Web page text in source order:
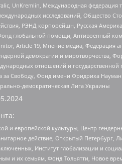
UnKremlin, Международная
исследований, Общество
РЭНД корпорейшн, Русская
глобальной помощи, Антивоенный
Article 19, Мнение медиа, Федерация
демократии и миротворчества,
отношений и
Свободу, Фонд имени Фридриха
демократическая Лига Украины
и европейской культуры, Центр
действие, Открытый Петербург,
Институт глобализации и
их семьям, Фонд Тольятти, Новое